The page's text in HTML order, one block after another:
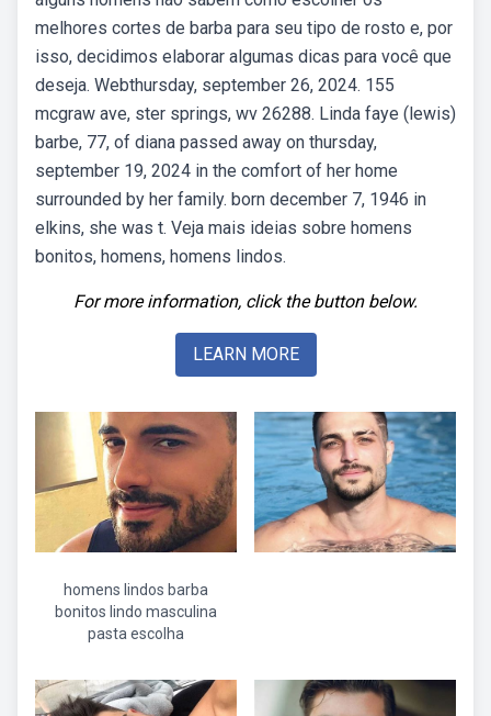
melhores cortes de barba para seu tipo de rosto e, por
isso, decidimos elaborar algumas dicas para você que
deseja. Webthursday, september 26, 2024. 155
mcgraw ave, ster springs, wv 26288. Linda faye (lewis)
barbe, 77, of diana passed away on thursday,
september 19, 2024 in the comfort of her home
surrounded by her family. born december 7, 1946 in
elkins, she was t. Veja mais ideias sobre homens
bonitos, homens, homens lindos.
For more information, click the button below.
LEARN MORE
homens lindos barba
bonitos lindo masculina
pasta escolha